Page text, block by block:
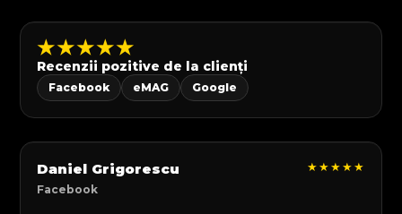
★★★★★
Recenzii pozitive de la clienți
Facebook eMAG Google
Daniel Grigorescu
Facebook
★★★★★